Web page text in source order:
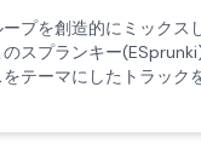
プを創造的にミックス
スプランキー
テーマにしたトラック